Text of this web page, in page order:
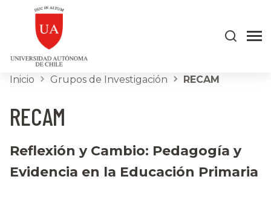
Inicio Grupos de Investigación RECAM
RECAM
Reflexión y Cambio: Pedagogía y
Evidencia en la Educación Primaria